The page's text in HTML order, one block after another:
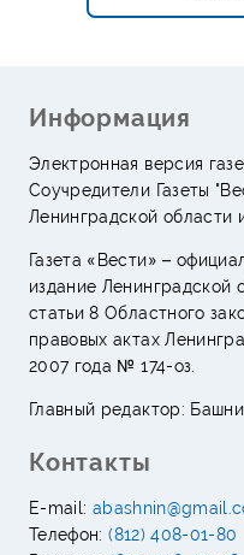
Информация
Электронная версия
Соучредители Газеты
Ленинградской области
Газета «Вести» –
издание Ленинградской
статьи 8 Областного
правовых актах
2007 года № 174-оз.
Главный редактор:
Контакты
E-mail:
Телефон:(812) 408-01-80